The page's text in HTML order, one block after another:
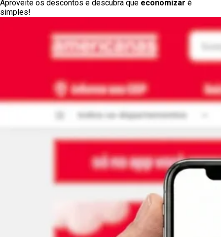
Aproveite os descontos e descubra que economizar é
simples!